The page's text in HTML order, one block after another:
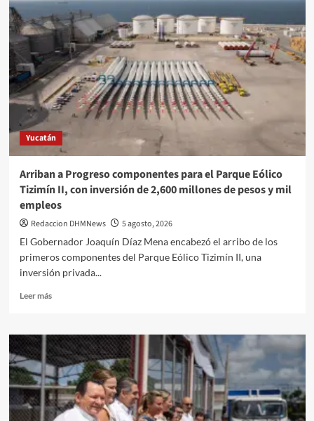
M
U
N
C
A
D
O.
Yucatán
Arriban a Progreso componentes para el Parque Eólico
Tizimín II, con inversión de 2,600 millones de pesos y mil
empleos
Redaccion DHMNews
5 agosto, 2026
El Gobernador Joaquín Díaz Mena encabezó el arribo de los
primeros componentes del Parque Eólico Tizimín II, una
inversión privada...
Leer másLeer
Arriban
a
Progreso
componentes
para
el
Parque